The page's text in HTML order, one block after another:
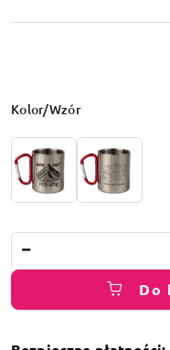
Wariant
Kolor/Wzór
Do